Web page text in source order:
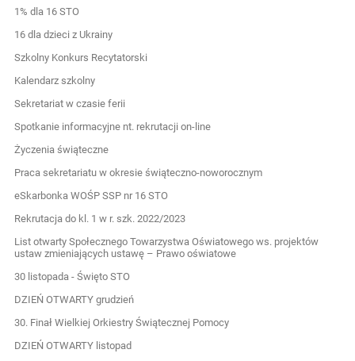
1% dla 16 STO
16 dla dzieci z Ukrainy
Szkolny Konkurs Recytatorski
Kalendarz szkolny
Sekretariat w czasie ferii
Spotkanie informacyjne nt. rekrutacji on-line
Życzenia świąteczne
Praca sekretariatu w okresie świąteczno-noworocznym
eSkarbonka WOŚP SSP nr 16 STO
Rekrutacja do kl. 1 w r. szk. 2022/2023
List otwarty Społecznego Towarzystwa Oświatowego ws. projektów
ustaw zmieniających ustawę – Prawo oświatowe
30 listopada - Święto STO
DZIEŃ OTWARTY grudzień
30. Finał Wielkiej Orkiestry Świątecznej Pomocy
DZIEŃ OTWARTY listopad